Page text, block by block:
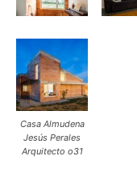
Casa Almudena
Jesús Perales
Arquitecto o31